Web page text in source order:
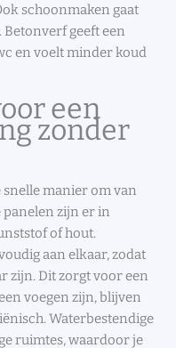
schoonmaken gaat
Betonverf geeft een
en voelt minder koud
een
zonder
manier om van
panelen zijn er in
of hout.
aan elkaar, zodat
zijn. Dit zorgt voor een
voegen zijn, blijven
Waterbestendige
ruimtes, waardoor je